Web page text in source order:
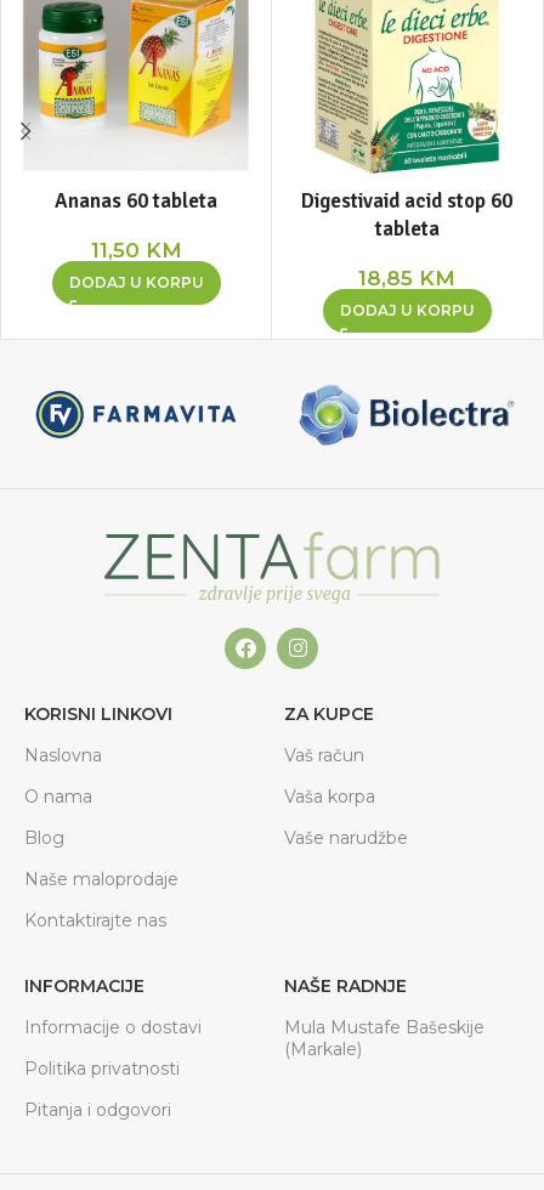
Ananas 60 tableta
11,50 KM
DODAJ U KORPU
Digestivaid acid stop 60
tableta
18,85 KM
DODAJ U KORPU
KORISNI LINKOVI
Naslovna
O nama
Blog
Naše maloprodaje
Kontaktirajte nas
ZA KUPCE
Vaš račun
Vaša korpa
Vaše narudžbe
INFORMACIJE
Informacije o dostavi
Politika privatnosti
Pitanja i odgovori
NAŠE RADNJE
Mula Mustafe Bašeskije
(Markale)